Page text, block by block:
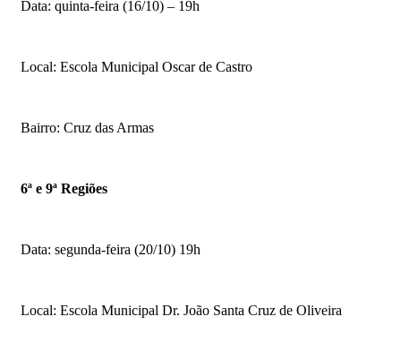
Data: quinta-feira (16/10) – 19h
Local: Escola Municipal Oscar de Castro
Bairro: Cruz das Armas
6ª e 9ª Regiões
Data: segunda-feira (20/10) 19h
Local: Escola Municipal Dr. João Santa Cruz de Oliveira